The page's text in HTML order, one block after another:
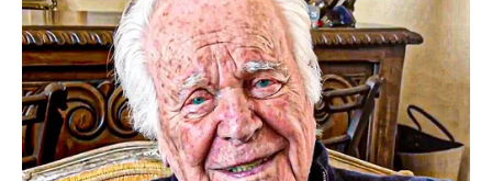
Нам пишуть
Партнерські матеріали
Події